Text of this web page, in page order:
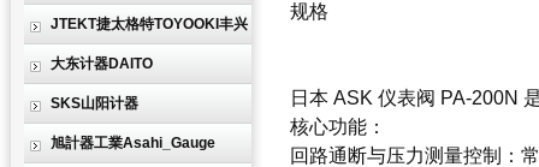
JTEKT捷太格特TOYOOKI丰兴
大东计器DAITO
SKS山阳计器
旭計器工業Asahi_Gauge
规格
日本 ASK 仪表阀 PA-200N
核心功能 ：
回路通断与压力测量控制
：